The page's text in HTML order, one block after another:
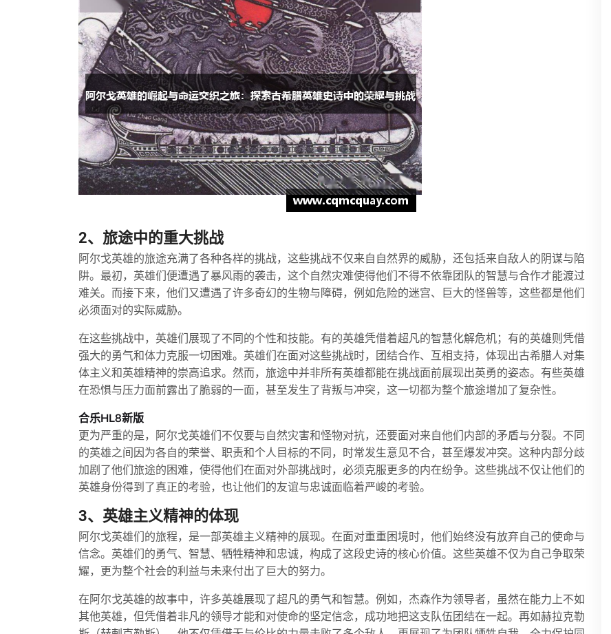
2、旅途中的重大挑战
阿尔戈英雄的旅途充满了各种各样的挑战，这些挑战不仅来自自然界的威胁，还包括来自敌人的阴谋与陷
阱。最初，英雄们便遭遇了暴风雨的袭击，这个自然灾难使得他们不得不依靠团队的智慧与合作才能渡过
难关。而接下来，他们又遭遇了许多奇幻的生物与障碍，例如危险的迷宫、巨大的怪兽等，这些都是他们
必须面对的实际威胁。
在这些挑战中，英雄们展现了不同的个性和技能。有的英雄凭借着超凡的智慧化解危机；有的英雄则凭借
强大的勇气和体力克服一切困难。英雄们在面对这些挑战时，团结合作、互相支持，体现出古希腊人对集
体主义和英雄精神的崇高追求。然而，旅途中并非所有英雄都能在挑战面前展现出英勇的姿态。有些英雄
在恐惧与压力面前露出了脆弱的一面，甚至发生了背叛与冲突，这一切都为整个旅途增加了复杂性。
合乐HL8新版
更为严重的是，阿尔戈英雄们不仅要与自然灾害和怪物对抗，还要面对来自他们内部的矛盾与分裂。不同
的英雄之间因为各自的荣誉、职责和个人目标的不同，时常发生意见不合，甚至爆发冲突。这种内部分歧
加剧了他们旅途的困难，使得他们在面对外部挑战时，必须克服更多的内在纷争。这些挑战不仅让他们的
英雄身份得到了真正的考验，也让他们的友谊与忠诚面临着严峻的考验。
3、英雄主义精神的体现
阿尔戈英雄们的旅程，是一部英雄主义精神的展现。在面对重重困境时，他们始终没有放弃自己的使命与
信念。英雄们的勇气、智慧、牺牲精神和忠诚，构成了这段史诗的核心价值。这些英雄不仅为自己争取荣
耀，更为整个社会的利益与未来付出了巨大的努力。
在阿尔戈英雄的故事中，许多英雄展现了超凡的勇气和智慧。例如，杰森作为领导者，虽然在能力上不如
其他英雄，但凭借着非凡的领导才能和对使命的坚定信念，成功地把这支队伍团结在一起。再如赫拉克勒